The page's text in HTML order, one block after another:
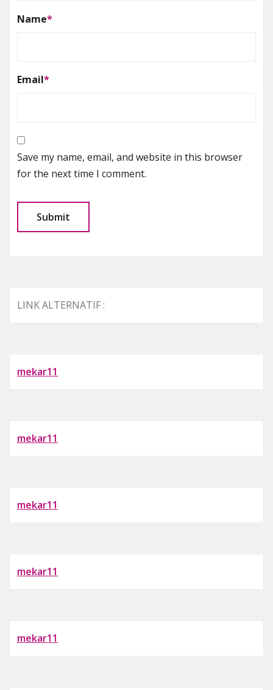
Name*
Email*
Save my name, email, and website in this browser
for the next time I comment.
LINK ALTERNATIF :
mekar11
mekar11
mekar11
mekar11
mekar11